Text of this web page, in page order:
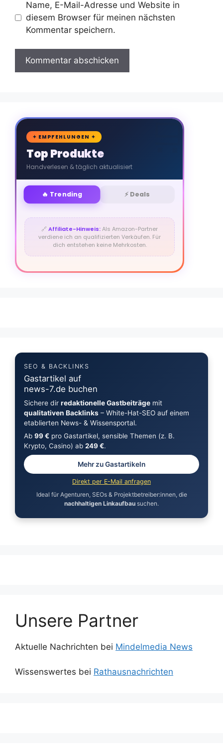
Name, E-Mail-Adresse und Website in
diesem Browser für meinen nächsten
Kommentar speichern.
🛒
✦ EMPFEHLUNGEN ✦
Top Produkte
Handverlesen & täglich aktualisiert
🔥 Trending ⚡ Deals
🔗Affiliate-Hinweis:Als Amazon-Partner
verdiene ich an qualifizierten Verkäufen. Für
dich entstehen keine Mehrkosten.
SEO & BACKLINKS
Gastartikel auf
news-7.de buchen
Sichere dir redaktionelle Gastbeiträgemit
qualitativen Backlinks– White-Hat-SEO auf einem
etablierten News- & Wissensportal.
Ab 99 €pro Gastartikel, sensible Themen (z. B.
Krypto, Casino) ab 249 €.
Mehr zu Gastartikeln
Direkt per E-Mail anfragen
Ideal für Agenturen, SEOs & Projektbetreiber:innen, die
nachhaltigen Linkaufbau suchen.
Unsere Partner
Aktuelle Nachrichten bei Mindelmedia News
Wissenswertes bei Rathausnachrichten